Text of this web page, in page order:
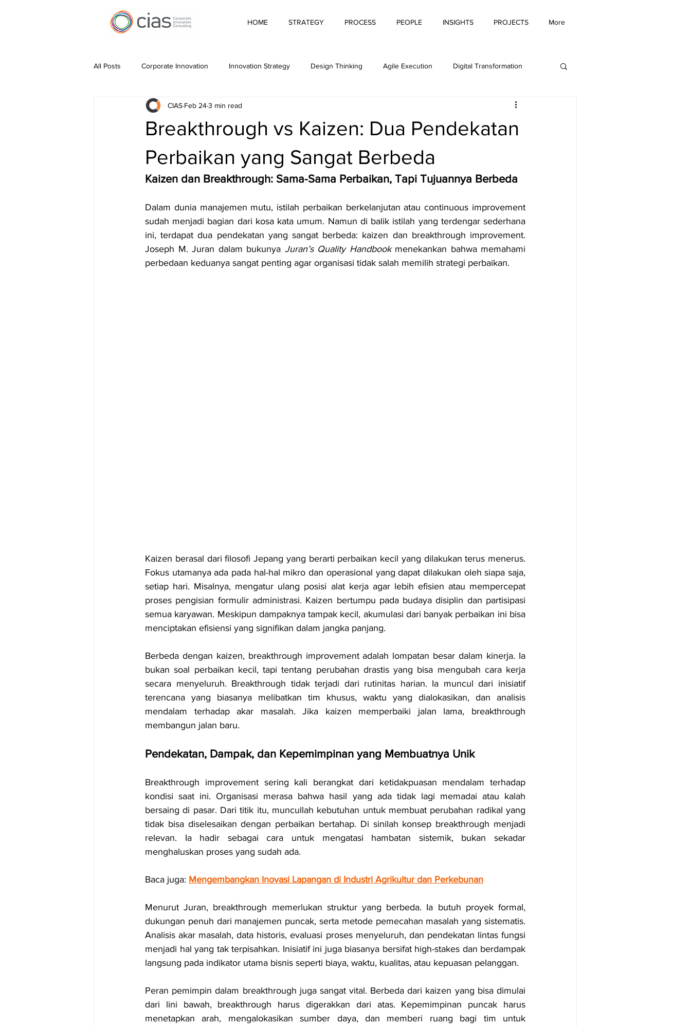
HOME STRATEGY PROCESS PEOPLE INSIGHTS PROJECTS More
All Posts Corporate Innovation Innovation Strategy Design Thinking Agile Execution Digital Transformation
Work Automation Pitching Innovation
Breakthrough vs Kaizen: Dua Pendekatan
Perbaikan yang Sangat Berbeda
CIAS Feb 243 min read
Kaizen dan Breakthrough: Sama-Sama Perbaikan, Tapi Tujuannya Berbeda
Dalam dunia manajemen mutu, istilah perbaikan berkelanjutan atau continuous improvement
sudah menjadi bagian dari kosa kata umum. Namun di balik istilah yang terdengar sederhana
ini, terdapat dua pendekatan yang sangat berbeda: kaizen dan breakthrough improvement.
Joseph M. Juran dalam bukunya Juran’s Quality Handbook menekankan bahwa memahami
perbedaan keduanya sangat penting agar organisasi tidak salah memilih strategi perbaikan.
Kaizen berasal dari filosofi Jepang yang berarti perbaikan kecil yang dilakukan terus menerus.
Fokus utamanya ada pada hal-hal mikro dan operasional yang dapat dilakukan oleh siapa saja,
setiap hari. Misalnya, mengatur ulang posisi alat kerja agar lebih efisien atau mempercepat
proses pengisian formulir administrasi. Kaizen bertumpu pada budaya disiplin dan partisipasi
semua karyawan. Meskipun dampaknya tampak kecil, akumulasi dari banyak perbaikan ini bisa
menciptakan efisiensi yang signifikan dalam jangka panjang.
Berbeda dengan kaizen, breakthrough improvement adalah lompatan besar dalam kinerja. Ia
bukan soal perbaikan kecil, tapi tentang perubahan drastis yang bisa mengubah cara kerja
secara menyeluruh. Breakthrough tidak terjadi dari rutinitas harian. Ia muncul dari inisiatif
terencana yang biasanya melibatkan tim khusus, waktu yang dialokasikan, dan analisis
mendalam terhadap akar masalah. Jika kaizen memperbaiki jalan lama, breakthrough
membangun jalan baru.
Pendekatan, Dampak, dan Kepemimpinan yang Membuatnya Unik
Breakthrough improvement sering kali berangkat dari ketidakpuasan mendalam terhadap
kondisi saat ini. Organisasi merasa bahwa hasil yang ada tidak lagi memadai atau kalah
bersaing di pasar. Dari titik itu, muncullah kebutuhan untuk membuat perubahan radikal yang
tidak bisa diselesaikan dengan perbaikan bertahap. Di sinilah konsep breakthrough menjadi
relevan. Ia hadir sebagai cara untuk mengatasi hambatan sistemik, bukan sekadar
menghaluskan proses yang sudah ada.
Baca juga: Mengembangkan Inovasi Lapangan di Industri Agrikultur dan Perkebunan
Menurut Juran, breakthrough memerlukan struktur yang berbeda. Ia butuh proyek formal,
dukungan penuh dari manajemen puncak, serta metode pemecahan masalah yang sistematis.
Analisis akar masalah, data historis, evaluasi proses menyeluruh, dan pendekatan lintas fungsi
menjadi hal yang tak terpisahkan. Inisiatif ini juga biasanya bersifat high-stakes dan berdampak
langsung pada indikator utama bisnis seperti biaya, waktu, kualitas, atau kepuasan pelanggan.
Peran pemimpin dalam breakthrough juga sangat vital. Berbeda dari kaizen yang bisa dimulai
dari lini bawah, breakthrough harus digerakkan dari atas. Kepemimpinan puncak harus
menetapkan arah, mengalokasikan sumber daya, dan memberi ruang bagi tim untuk